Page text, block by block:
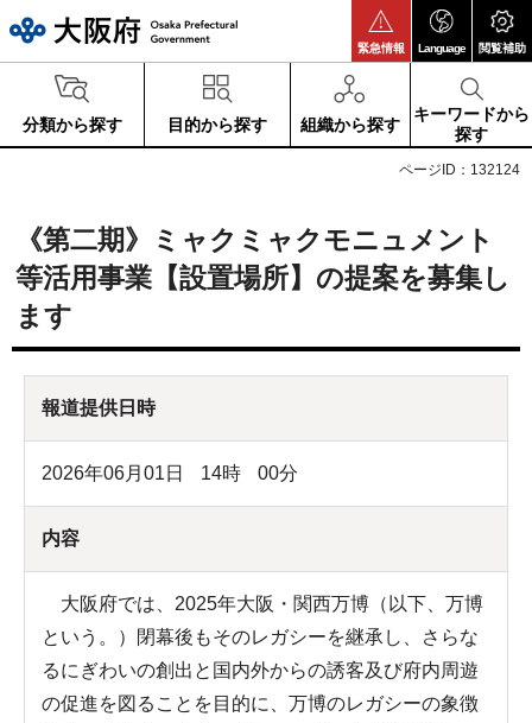
緊急情報 Language 閲覧補助
分類から探す 目的から探す 組織から探す
キーワードから
探す
ページID：132124
《第二期》ミャクミャクモニュメント
等活用事業【設置場所】の提案を募集し
ます
報道提供日時
2026年06月01日 14時 00分
内容
大阪府では、2025年大阪・関西万博（以下、万博
という。）閉幕後もそのレガシーを継承し、さらな
るにぎわいの創出と国内外からの誘客及び府内周遊
の促進を図ることを目的に、万博のレガシーの象徴